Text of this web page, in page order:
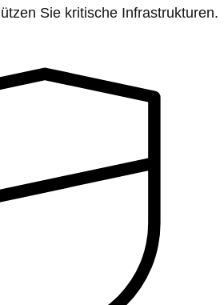
Sie kritische Infrastrukturen.